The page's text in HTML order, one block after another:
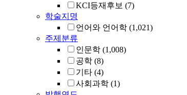
KCI등재후보 (7)
학술지명
언어와 언어학 (1,021)
주제분류
인문학 (1,008)
공학 (8)
기타 (4)
사회과학 (1)